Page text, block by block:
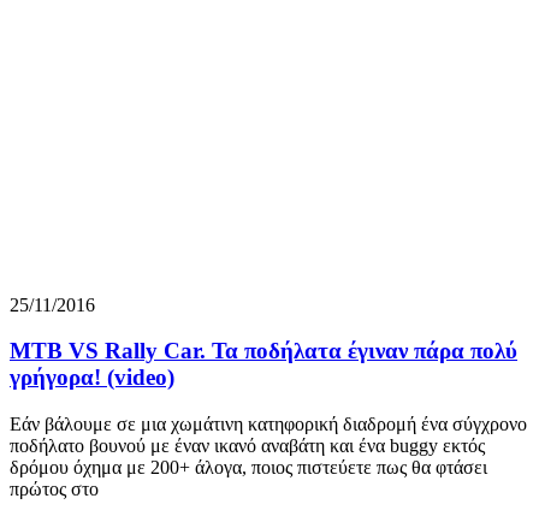
25/11/2016
MTB VS Rally Car. Τα ποδήλατα έγιναν πάρα πολύ
γρήγορα! (video)
Εάν βάλουμε σε μια χωμάτινη κατηφορική διαδρομή ένα σύγχρονο
ποδήλατο βουνού με έναν ικανό αναβάτη και ένα buggy εκτός
δρόμου όχημα με 200+ άλογα, ποιος πιστεύετε πως θα φτάσει
πρώτος στο